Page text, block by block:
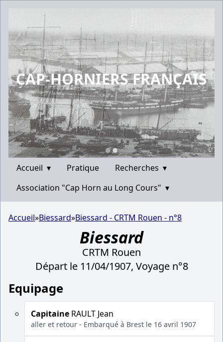
CAP-HORNIERS FRANÇAIS
Accueil ▾ Pratique Recherches ▾
Association "Cap Horn au Long Cours" ▾
Accueil»Biessard»Biessard - CRTM Rouen - n°8
Biessard
CRTM Rouen
Départ le 11/04/1907, Voyage n°8
Equipage
Capitaine RAULT Jean
aller et retour - Embarqué à Brest le 16 avril 1907